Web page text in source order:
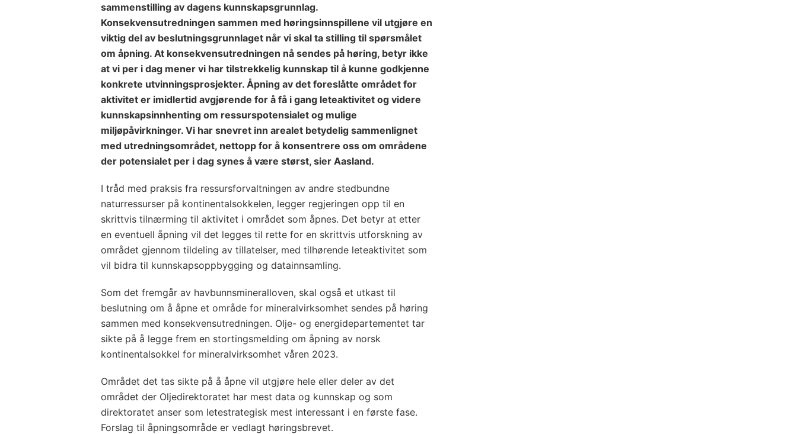
sammenstilling av dagens kunnskapsgrunnlag.
Konsekvensutredningen sammen med høringsinnspillene vil utgjøre en
viktig del av beslutningsgrunnlaget når vi skal ta stilling til spørsmålet
om åpning. At konsekvensutredningen nå sendes på høring, betyr ikke
at vi per i dag mener vi har tilstrekkelig kunnskap til å kunne godkjenne
konkrete utvinningsprosjekter. Åpning av det foreslåtte området for
aktivitet er imidlertid avgjørende for å få i gang leteaktivitet og videre
kunnskapsinnhenting om ressurspotensialet og mulige
miljøpåvirkninger. Vi har snevret inn arealet betydelig sammenlignet
med utredningsområdet, nettopp for å konsentrere oss om områdene
der potensialet per i dag synes å være størst, sier Aasland.
I tråd med praksis fra ressursforvaltningen av andre stedbundne
naturressurser på kontinentalsokkelen, legger regjeringen opp til en
skrittvis tilnærming til aktivitet i området som åpnes. Det betyr at etter
en eventuell åpning vil det legges til rette for en skrittvis utforskning av
området gjennom tildeling av tillatelser, med tilhørende leteaktivitet som
vil bidra til kunnskapsoppbygging og datainnsamling.
Som det fremgår av havbunnsmineralloven, skal også et utkast til
beslutning om å åpne et område for mineralvirksomhet sendes på høring
sammen med konsekvensutredningen. Olje- og energidepartementet tar
sikte på å legge frem en stortingsmelding om åpning av norsk
kontinentalsokkel for mineralvirksomhet våren 2023.
Området det tas sikte på å åpne vil utgjøre hele eller deler av det
området der Oljedirektoratet har mest data og kunnskap og som
direktoratet anser som letestrategisk mest interessant i en første fase.
Forslag til åpningsområde er vedlagt høringsbrevet.